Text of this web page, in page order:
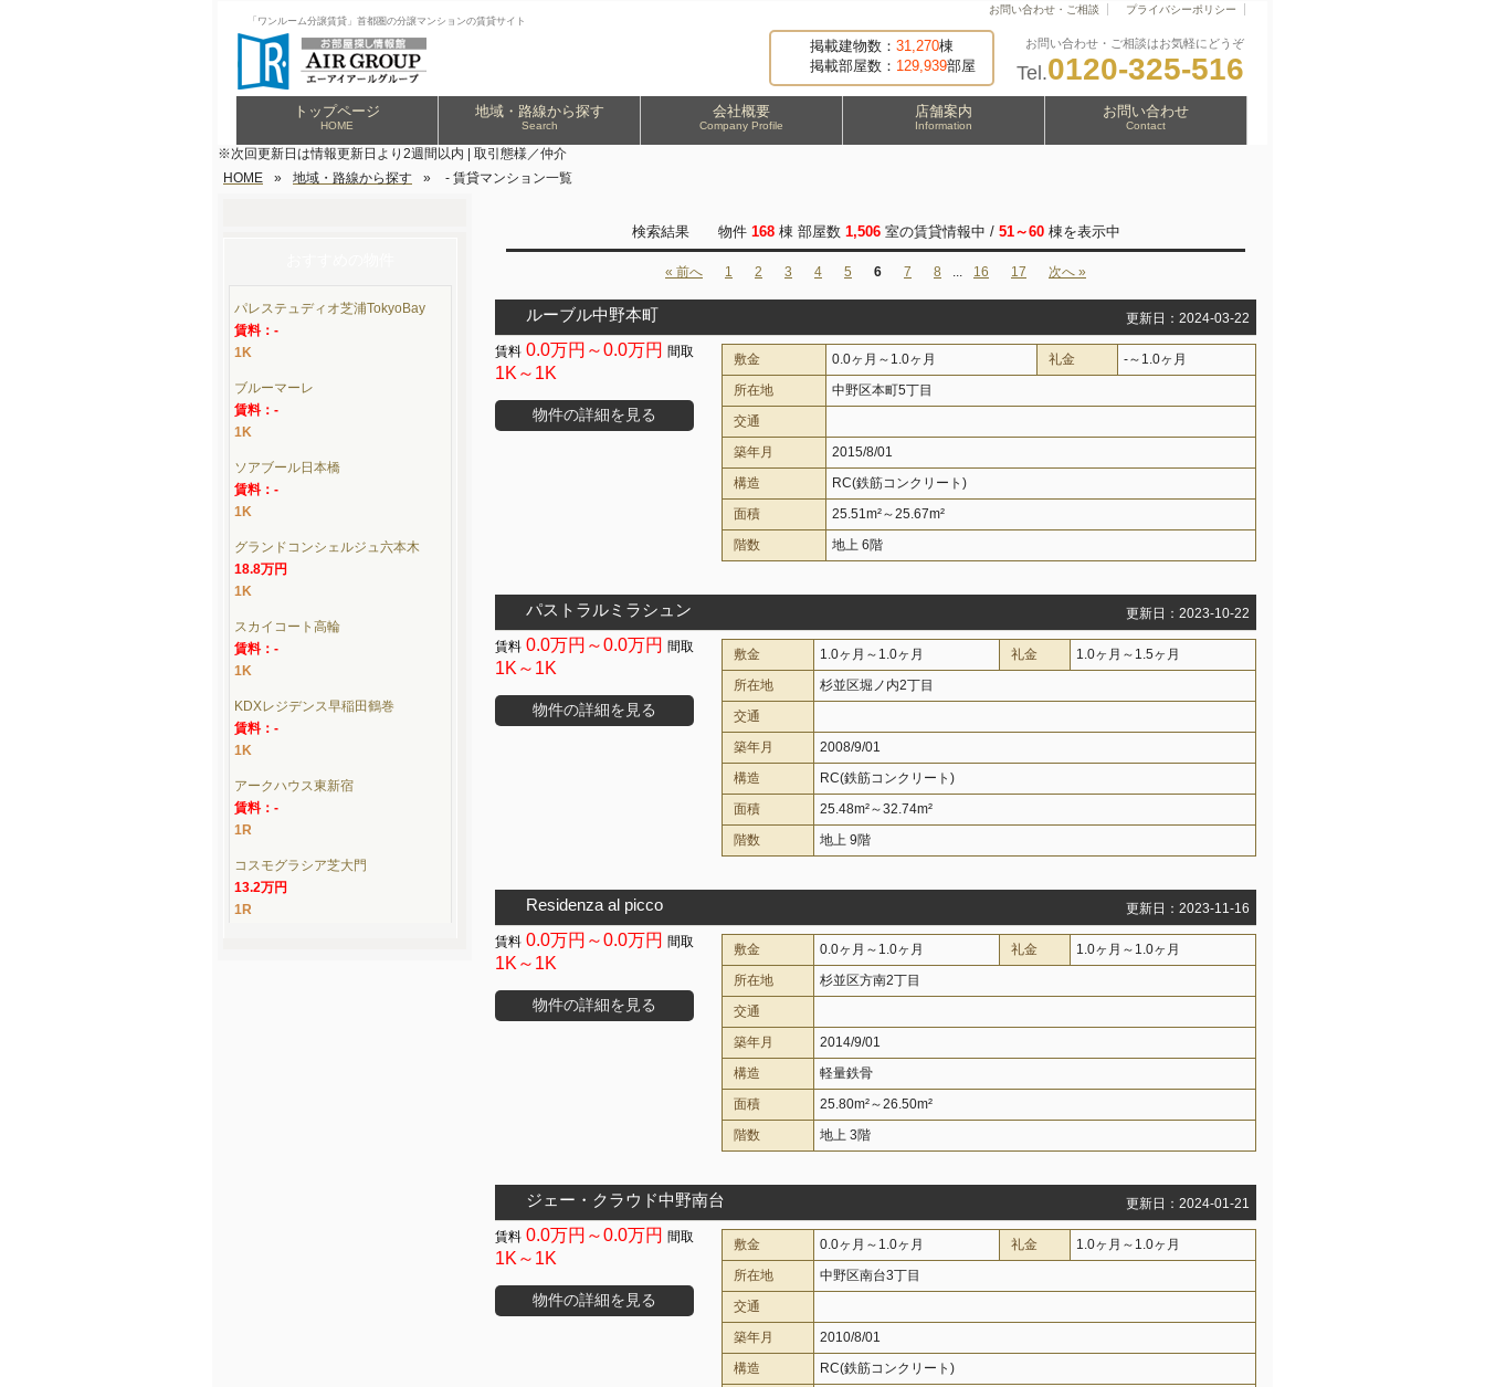
「ワンルーム分譲賃貸」首都圏の分譲マンションの賃貸サイト
掲載建物数： 31,270棟
掲載部屋数： 129,939部屋
お問い合わせ・ご相談はお気軽にどうぞ
Tel.0120-325-516
お問い合わせ・ご相談 プライバシーポリシー
トップページ
HOME
地域・路線から探す
Search
会社概要
Company Profile
店舗案内
Information
お問い合わせ
Contact
※次回更新日は情報更新日より2週間以内 | 取引態様／仲介
HOME
» 地域・路線から探す » - 賃貸マンション一覧
検索結果 物件 168棟 部屋数 1,506室の賃貸情報中 / 51～60棟を表示中
« 前へ 1 2 3 4 5 6 7 8 ... 16 17 次へ »
ルーブル中野本町 更新日：2024-03-22
0.0万円～0.0万円
1K～1K
物件の詳細を見る
敷金 0.0ヶ月～1.0ヶ月 礼金
-～1.0ヶ月
所在地
中野区本町5丁目
交通
築年月
2015/8/01
構造
RC(鉄筋コンクリート)
面積
25.51m²～25.67m²
階数
地上 6階
パストラルミラシュン 更新日：2023-10-22
0.0万円～0.0万円
1K～1K
物件の詳細を見る
敷金 1.0ヶ月～1.0ヶ月 礼金
1.0ヶ月～1.5ヶ月
所在地
杉並区堀ノ内2丁目
交通
築年月
2008/9/01
構造
RC(鉄筋コンクリート)
面積
25.48m²～32.74m²
階数
地上 9階
Residenza al picco 更新日：2023-11-16
0.0万円～0.0万円
1K～1K
物件の詳細を見る
敷金 0.0ヶ月～1.0ヶ月 礼金
1.0ヶ月～1.0ヶ月
所在地
杉並区方南2丁目
交通
築年月
2014/9/01
構造
軽量鉄骨
面積
25.80m²～26.50m²
階数
地上 3階
ジェー・クラウド中野南台 更新日：2024-01-21
0.0万円～0.0万円
1K～1K
物件の詳細を見る
敷金 0.0ヶ月～1.0ヶ月 礼金
1.0ヶ月～1.0ヶ月
所在地
中野区南台3丁目
交通
築年月
2010/8/01
構造
RC(鉄筋コンクリート)
パレステュディオ芝浦TokyoBay
賃料：-
1K
ブルーマーレ
賃料：-
1K
ソアブール日本橋
賃料：-
1K
グランドコンシェルジュ六本木
18.8万円
1K
スカイコート高輪
賃料：-
1K
KDXレジデンス早稲田鶴巻
賃料：-
1K
アークハウス東新宿
賃料：-
1R
コスモグラシア芝大門
13.2万円
1R